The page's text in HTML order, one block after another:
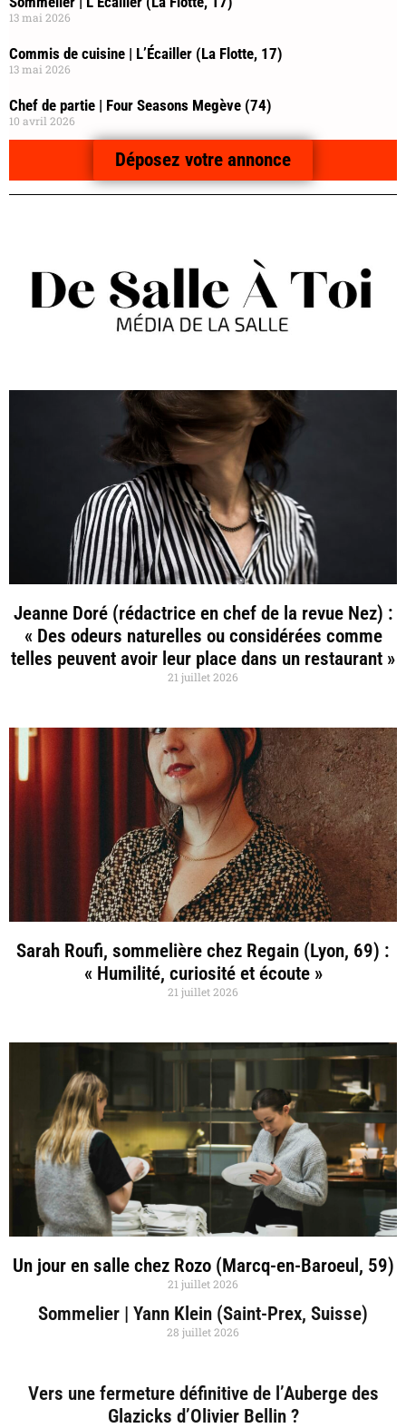
13 mai 2026
Commis de cuisine | L’Écailler (La Flotte, 17)
13 mai 2026
Chef de partie | Four Seasons Megève (74)
10 avril 2026
Déposez votre annonce
Jeanne Doré (rédactrice en chef de la revue Nez) :
« Des odeurs naturelles ou considérées comme
telles peuvent avoir leur place dans un restaurant »
21 juillet 2026
Sarah Roufi, sommelière chez Regain (Lyon, 69) :
« Humilité, curiosité et écoute »
21 juillet 2026
Un jour en salle chez Rozo (Marcq-en-Baroeul, 59)
21 juillet 2026
Sommelier | Yann Klein (Saint-Prex, Suisse)
28 juillet 2026
Vers une fermeture définitive de l’Auberge des
Glazicks d’Olivier Bellin ?